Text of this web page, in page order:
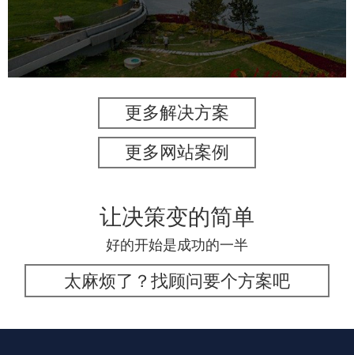
旅游休闲 公园 AI人工智能 智慧公园
智能照明系统
智能垃圾桶
更多解决方案
更多网站案例
让决策变的简单
好的开始是成功的一半
太麻烦了？找顾问要个方案吧